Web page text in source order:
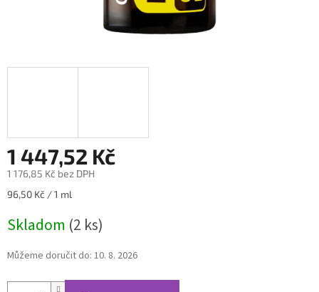
1 447,52 Kč
1 176,85 Kč bez DPH
Měrná
96,50 Kč / 1 ml
Skladom (2 ks)
Můžeme doručit do: 10. 8. 2026